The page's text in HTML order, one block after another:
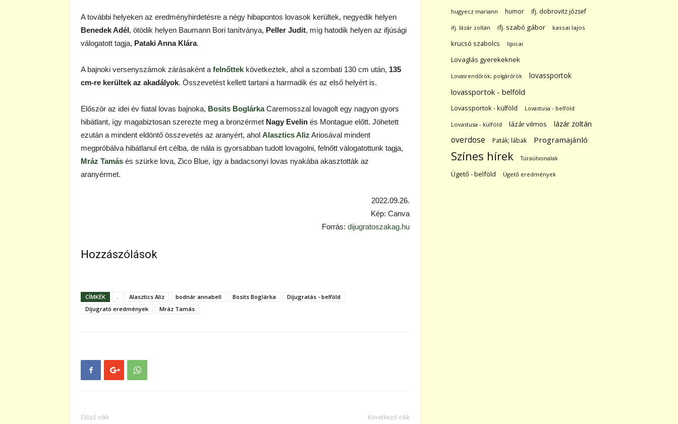
A további helyeken az eredményhirdetésre a négy hibapontos lovasok kerültek, negyedik helyen
Benedek Adél, ötödik helyen Baumann Bori tanítványa, Peller Judit, míg hatodik helyen az ifjúsági
válogatott tagja, Pataki Anna Klára.
A bajnoki versenyszámok zárásaként a felnőttek következtek, ahol a szombati 130 cm után, 135
cm-re kerültek az akadályok. Összevetést kellett tartani a harmadik és az első helyért is.
Először az idei év fiatal lovas bajnoka, Bosits Boglárka Caremosszal lovagolt egy nagyon gyors
hibátlant, így magabiztosan szerezte meg a bronzérmet Nagy Evelin és Montague előtt. Jöhetett
ezután a mindent eldöntő összevetés az aranyért, ahol Alasztics Aliz Ariosával mindent
megpróbálva hibátlanul ért célba, de nála is gyorsabban tudott lovagolni, felnőtt válogatottunk tagja,
Mráz Tamás és szürke lova, Zico Blue, így a badacsonyi lovas nyakába akasztották az
aranyérmet.
2022.09.26.
Kép: Canva
Forrás: dijugratoszakag.hu
Hozzászólások
CÍMKÉK . Alasztics Aliz bodnár annabell Bosits Boglárka
Díjugratás - belföld
Díjugrató eredmények
Mráz Tamás
Előző cikk Következő cikk
hugyecz mariann humor ifj. dobrovitz józsef
ifj. lázár zoltán ifj. szabó gábor kassai lajos
krucsó szabolcs lipicai
Lovaglás gyerekeknek
Lovasrendőrök; polgárőrök
lovassportok
lovassportok - belföld
Lovassportok - külföld Lovastusa - belföld
Lovastusa - külföld lázár vilmos lázár zoltán
overdose Paták; lábak Programajánló
Színes hírek Túraútvonalak
Ügető - belföld Ügető eredmények